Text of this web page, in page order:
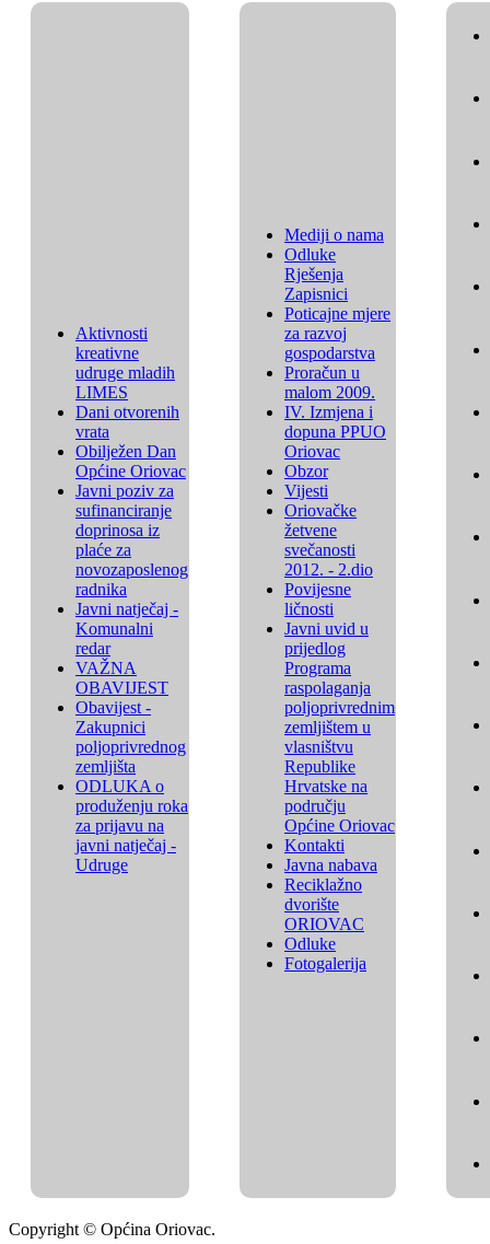
Aktivnosti
kreativne
udruge mladih
LIMES
Dani otvorenih
vrata
Obilježen Dan
Općine Oriovac
Javni poziv za
sufinanciranje
doprinosa iz
plaće za
novozaposlenog
radnika
Javni natječaj -
Komunalni
redar
VAŽNA
OBAVIJEST
Obavijest -
Zakupnici
poljoprivrednog
zemljišta
ODLUKA o
produženju roka
za prijavu na
javni natječaj -
Udruge
Mediji o nama
Odluke
Rješenja
Zapisnici
Poticajne mjere
za razvoj
gospodarstva
Proračun u
malom 2009.
IV. Izmjena i
dopuna PPUO
Oriovac
Obzor
Vijesti
Oriovačke
žetvene
svečanosti
2012. - 2.dio
Povijesne
ličnosti
Javni uvid u
prijedlog
Programa
raspolaganja
poljoprivrednim
zemljištem u
vlasništvu
Republike
Hrvatske na
području
Općine Oriovac
Kontakti
Javna nabava
Reciklažno
dvorište
ORIOVAC
Odluke
Fotogalerija
Copyright © Općina Oriovac.